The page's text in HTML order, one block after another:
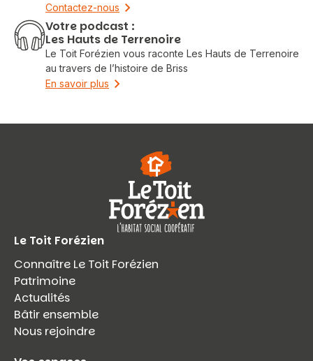
Contactez-nous
Votre podcast :
Les Hauts de Terrenoire
Le Toit Forézien vous raconte Les Hauts de Terrenoire
au travers de l’histoire de Briss
En savoir plus
Le Toit Forézien
Connaître Le Toit Forézien
Patrimoine
Actualités
Bâtir ensemble
Nous rejoindre